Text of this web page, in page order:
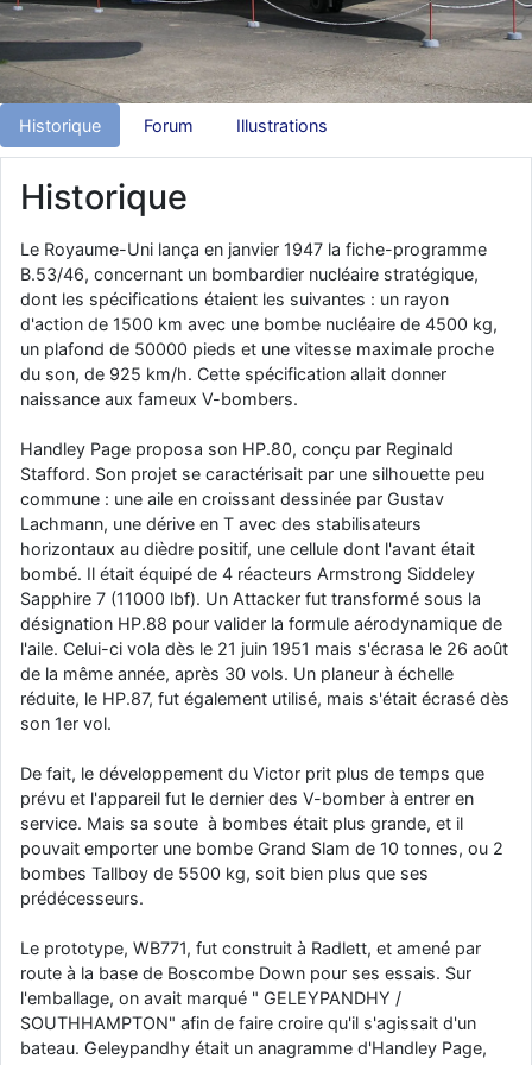
d9pouces: Joyeux Noël à tous !
d9pouces: mais tu peux tenter l'un des rares lycées militaires
comme le Prytanée dans la Sarthe, ça ne peut pas faire de mal !
d9pouces: C'est plutôt après le lycée, voire après une prépa
scientifique, tu as donc encore un peu de temps devant toi
yaellerigolow: bonjour a tous je suis un élève de première
passionnée par l'aviation militaire , pourrais je savoir que faire après
d9pouces : lesquels, par exemple ?
mahmoud : bonsoir, très instructif ce site .mais nous aimerions avoir
les photo des anciens appareils de l'armée de l'air de la haute -volta
d9pouces: Ça me casse quand même bien les pieds, j’avoue
jericho: Pour moi tout est à nouveau OK dirait-on… Merci à toi.
d9pouces : En espérant n’avoir coupé les accessoires de personne
au passage !
d9pouces: j'ai trouvé un palliatif un peu violent, mais ça devrait aller
un peu mieux
d9pouces: cette fois, c'est le Brésil et Singapour qui mettent le site
par terre
jericho: Ah ben je peux te confirmer que j'étais resté dans le filtre…
d9pouces: Désolé ! Mon filtrage a été un peu trop violent
manifestement
Historique Forum Illustrations
Historique
Le Royaume-Uni lança en janvier 1947 la fiche-programme
B.53/46, concernant un bombardier nucléaire stratégique,
dont les spécifications étaient les suivantes : un rayon
d'action de 1500 km avec une bombe nucléaire de 4500 kg,
un plafond de 50000 pieds et une vitesse maximale proche
du son, de 925 km/h. Cette spécification allait donner
naissance aux fameux V-bombers.
Handley Page proposa son HP.80, conçu par Reginald
Stafford. Son projet se caractérisait par une silhouette peu
commune : une aile en croissant dessinée par Gustav
Lachmann, une dérive en T avec des stabilisateurs
horizontaux au dièdre positif, une cellule dont l'avant était
bombé. Il était équipé de 4 réacteurs Armstrong Siddeley
Sapphire 7 (11000 lbf). Un Attacker fut transformé sous la
désignation HP.88 pour valider la formule aérodynamique de
l'aile. Celui-ci vola dès le 21 juin 1951 mais s'écrasa le 26 août
de la même année, après 30 vols. Un planeur à échelle
réduite, le HP.87, fut également utilisé, mais s'était écrasé dès
son 1er vol.
De fait, le développement du Victor prit plus de temps que
prévu et l'appareil fut le dernier des V-bomber à entrer en
service. Mais sa soute à bombes était plus grande, et il
pouvait emporter une bombe Grand Slam de 10 tonnes, ou 2
bombes Tallboy de 5500 kg, soit bien plus que ses
prédécesseurs.
Le prototype, WB771, fut construit à Radlett, et amené par
route à la base de Boscombe Down pour ses essais. Sur
l'emballage, on avait marqué " GELEYPANDHY /
SOUTHHAMPTON" afin de faire croire qu'il s'agissait d'un
bateau. Geleypandhy était un anagramme d'Handley Page,